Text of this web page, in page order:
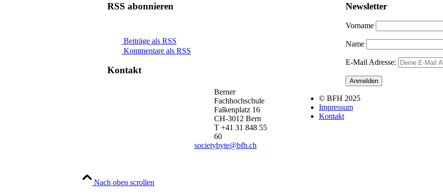
RSS abonnieren
Beiträge als RSS
Kommentare als RSS
Kontakt
Berner
Fachhochschule
Falkenplatz 16
CH-3012 Bern
T +41 31 848 55
60
societybyte@bfh.ch
Newsletter
Vorname
Name
E-Mail Adresse:
© BFH 2025
Impressum
Kontakt
Nach oben scrollen